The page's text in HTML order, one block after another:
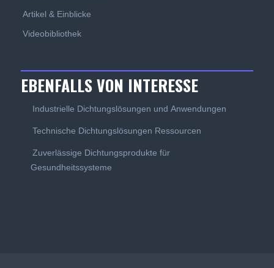
Artikel & Einblicke
Videobibliothek
EBENFALLS VON INTERESSE
Industrielle Dichtungslösungen und Anwendungen
Technische Dichtungslösungen Ressourcen
Zuverlässige Dichtungsprodukte für
Gesundheitssysteme